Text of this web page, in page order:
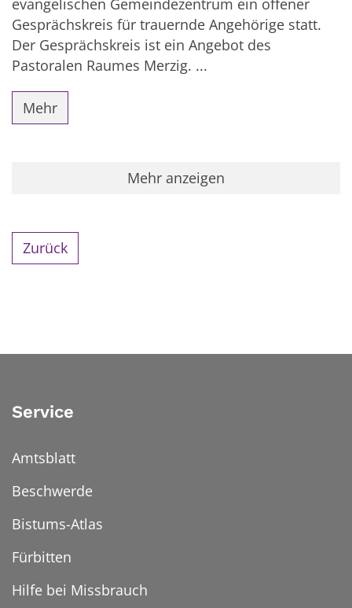
evangelischen Gemeindezentrum ein offener
Gesprächskreis für trauernde Angehörige statt.
Der Gesprächskreis ist ein Angebot des
Pastoralen Raumes Merzig. ...
Mehr
Mehr anzeigen
Zurück
Service
Amtsblatt
Beschwerde
Bistums-Atlas
Fürbitten
Hilfe bei Missbrauch